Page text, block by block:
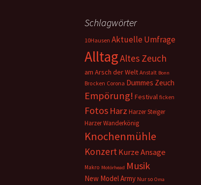
Schlagwörter
10Hausen Aktuelle Umfrage
AlltagAltes Zeuch
am Arsch der Welt Anstalt Bonn
Brocken Corona Dummes Zeuch
Empörung! Festival ficken
Fotos Harz Harzer Steiger
Harzer Wanderkönig
Knochenmühle
KonzertKurze Ansage
Makro Motörhead Musik
New Model Army Nur so Oma